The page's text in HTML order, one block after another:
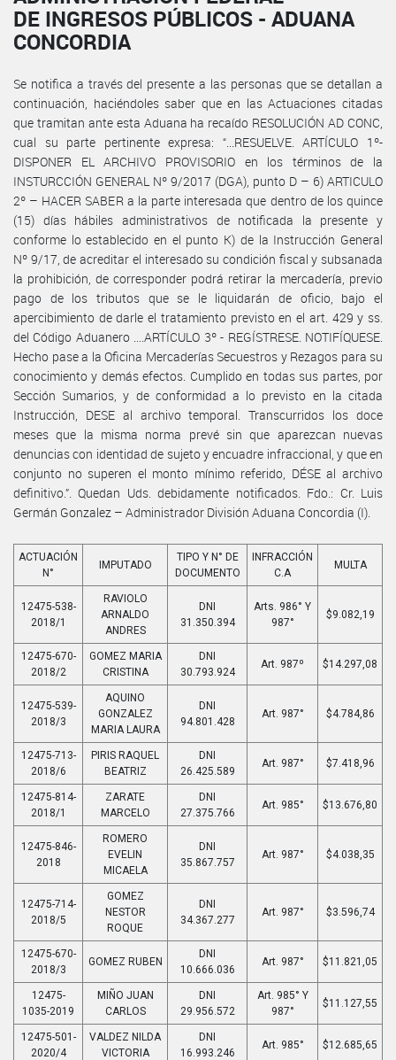
DE INGRESOS PÚBLICOS - ADUANA
CONCORDIA
Se notifica a través del presente a las personas que se detallan a
continuación, haciéndoles saber que en las Actuaciones citadas
que tramitan ante esta Aduana ha recaído RESOLUCIÓN AD CONC,
cual su parte pertinente expresa: “...RESUELVE. ARTÍCULO 1º-
DISPONER EL ARCHIVO PROVISORIO en los términos de la
INSTURCCIÓN GENERAL Nº 9/2017 (DGA), punto D – 6) ARTICULO
2º – HACER SABER a la parte interesada que dentro de los quince
(15) días hábiles administrativos de notificada la presente y
conforme lo establecido en el punto K) de la Instrucción General
Nº 9/17, de acreditar el interesado su condición fiscal y subsanada
la prohibición, de corresponder podrá retirar la mercadería, previo
pago de los tributos que se le liquidarán de oficio, bajo el
apercibimiento de darle el tratamiento previsto en el art. 429 y ss.
del Código Aduanero ....ARTÍCULO 3º - REGÍSTRESE. NOTIFÍQUESE.
Hecho pase a la Oficina Mercaderías Secuestros y Rezagos para su
conocimiento y demás efectos. Cumplido en todas sus partes, por
Sección Sumarios, y de conformidad a lo previsto en la citada
Instrucción, DESE al archivo temporal. Transcurridos los doce
meses que la misma norma prevé sin que aparezcan nuevas
denuncias con identidad de sujeto y encuadre infraccional, y que en
conjunto no superen el monto mínimo referido, DÉSE al archivo
definitivo.”. Quedan Uds. debidamente notificados. Fdo.: Cr. Luis
Germán Gonzalez – Administrador División Aduana Concordia (I).
ACTUACIÓN
N°
IMPUTADO
TIPO Y N° DE
DOCUMENTO
INFRACCIÓN
C.A
MULTA
12475-538-
2018/1
RAVIOLO
ARNALDO
ANDRES
DNI
31.350.394
Arts. 986° Y
987°
$9.082,19
12475-670-
2018/2
GOMEZ MARIA
CRISTINA
DNI
30.793.924
Art. 987º $14.297,08
12475-539-
2018/3
AQUINO
GONZALEZ
MARIA LAURA
DNI
94.801.428
Art. 987° $4.784,86
12475-713-
2018/6
PIRIS RAQUEL
BEATRIZ
DNI
26.425.589
Art. 987° $7.418,96
12475-814-
2018/1
ZARATE
MARCELO
DNI
27.375.766
Art. 985° $13.676,80
12475-846-
2018
ROMERO
EVELIN
MICAELA
DNI
35.867.757
Art. 987° $4.038,35
12475-714-
2018/5
GOMEZ
NESTOR
ROQUE
DNI
34.367.277
Art. 987° $3.596,74
12475-670-
2018/3
GOMEZ RUBEN
DNI
10.666.036
Art. 987° $11.821,05
12475-
1035-2019
MIÑO JUAN
CARLOS
DNI
29.956.572
Art. 985° Y
987°
$11.127,55
12475-501-
2020/4
VALDEZ NILDA
VICTORIA
DNI
16.993.246
Art. 985° $12.685,65